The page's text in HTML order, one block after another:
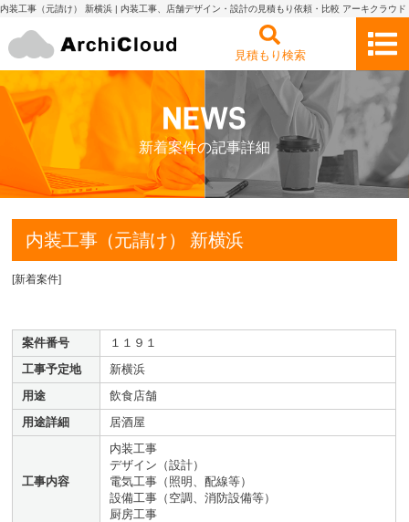
内装工事（元請け） 新横浜 | 内装工事、店舗デザイン・設計の見積もり依頼・比較 アーキクラウド
見積もり検索
新着案件の記事詳細
内装工事（元請け） 新横浜
[新着案件]
案件番号
１１９１
工事予定地
新横浜
用途
飲食店舗
用途詳細
居酒屋
工事内容
内装工事
デザイン（設計）
電気工事（照明、配線等）
設備工事（空調、消防設備等）
厨房工事